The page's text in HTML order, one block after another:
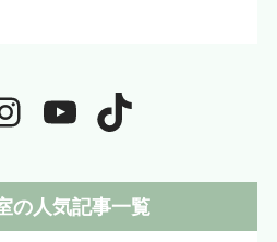
の人気記事一覧